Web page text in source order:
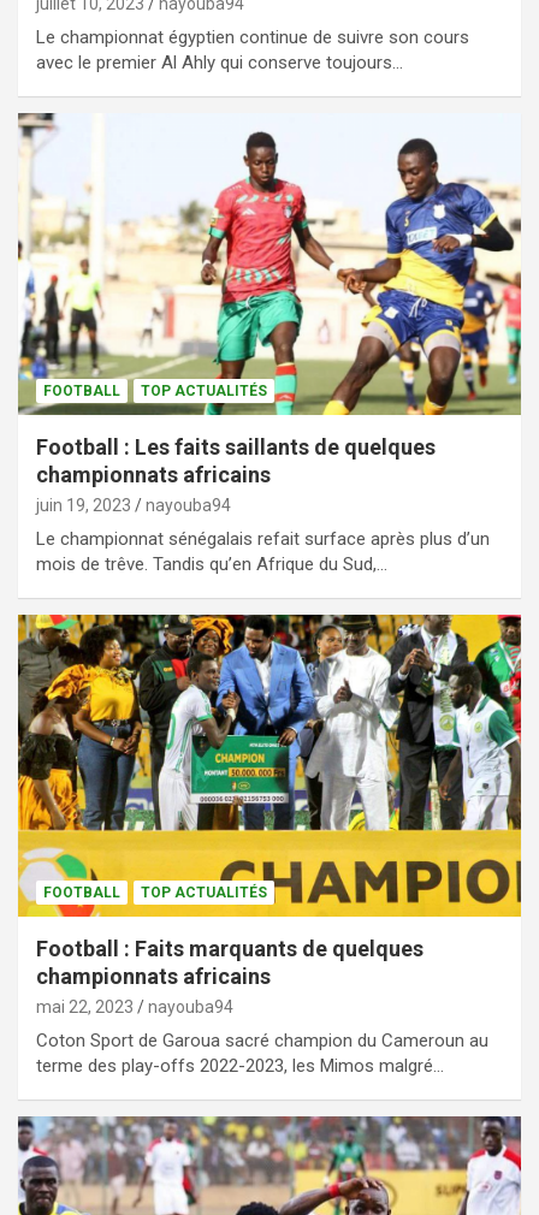
juillet 10, 2023 nayouba94
Le championnat égyptien continue de suivre son cours
avec le premier Al Ahly qui conserve toujours…
FOOTBALL TOP ACTUALITÉS
Football : Les faits saillants de quelques
championnats africains
juin 19, 2023 nayouba94
Le championnat sénégalais refait surface après plus d’un
mois de trêve. Tandis qu’en Afrique du Sud,…
FOOTBALL TOP ACTUALITÉS
Football : Faits marquants de quelques
championnats africains
mai 22, 2023 nayouba94
Coton Sport de Garoua sacré champion du Cameroun au
terme des play-offs 2022-2023, les Mimos malgré…